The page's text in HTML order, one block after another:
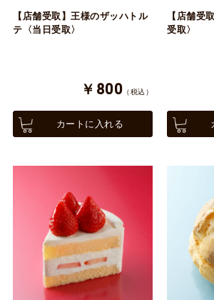
【店舗受取】王様のザッハトル
テ〈当日受取〉
￥800 （税込）
カートに入れる
【店舗受
受取〉